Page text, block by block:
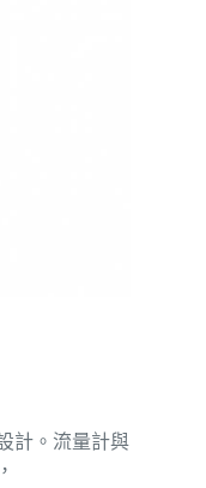
計。流量計與